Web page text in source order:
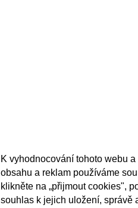
K vyhodnocování tohoto webu
obsahu a reklam používáme
klikněte na „přijmout cookies",
souhlas k jejich uložení, správě